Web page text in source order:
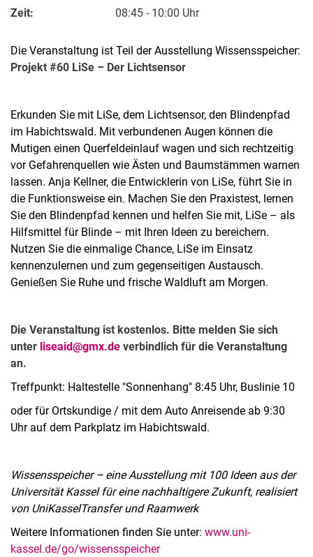
Zeit:
08:45 - 10:00 Uhr
Die Veranstaltung ist Teil der Ausstellung Wissensspeicher:
Projekt #60 LiSe – Der Lichtsensor
Erkunden Sie mit LiSe, dem Lichtsensor, den Blindenpfad
im Habichtswald. Mit verbundenen Augen können die
Mutigen einen Querfeldeinlauf wagen und sich rechtzeitig
vor Gefahrenquellen wie Ästen und Baumstämmen warnen
lassen. Anja Kellner, die Entwicklerin von LiSe, führt Sie in
die Funktionsweise ein. Machen Sie den Praxistest, lernen
Sie den Blindenpfad kennen und helfen Sie mit, LiSe – als
Hilfsmittel für Blinde – mit Ihren Ideen zu bereichern.
Nutzen Sie die einmalige Chance, LiSe im Einsatz
kennenzulernen und zum gegenseitigen Austausch.
Genießen Sie Ruhe und frische Waldluft am Morgen.
Die Veranstaltung ist kostenlos. Bitte melden Sie sich
unter liseaid@gmx.de verbindlich für die Veranstaltung
an.
Treffpunkt: Haltestelle "Sonnenhang" 8:45 Uhr, Buslinie 10
oder für Ortskundige / mit dem Auto Anreisende ab 9:30
Uhr auf dem Parkplatz im Habichtswald.
Wissensspeicher– eine Ausstellung mit 100 Ideen aus der
Universität Kassel für eine nachhaltigere Zukunft, realisiert
von UniKasselTransfer und Raamwerk
Weitere Informationen finden Sie unter: www.uni-
kassel.de/go/wissensspeicher